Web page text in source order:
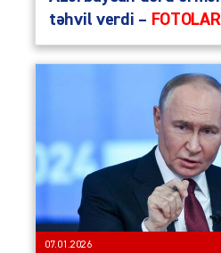
təhvil verdi – FOTOLAR
07.01.2026